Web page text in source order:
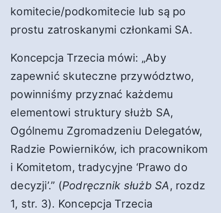
komitecie/podkomitecie lub są po
prostu zatroskanymi członkami SA.
Koncepcja Trzecia mówi: „Aby
zapewnić skuteczne przywództwo,
powinniśmy przyznać każdemu
elementowi struktury służb SA,
Ogólnemu Zgromadzeniu Delegatów,
Radzie Powierników, ich pracownikom
i Komitetom, tradycyjne ‘Prawo do
decyzji’.” (Podręcznik służb SA, rozdz
1, str. 3). Koncepcja Trzecia